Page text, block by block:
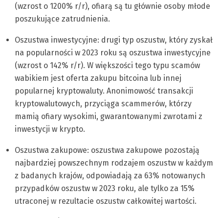
(wzrost o 1200% r/r), ofiarą są tu głównie osoby młode
poszukujące zatrudnienia.
Oszustwa inwestycyjne: drugi typ oszustw, który zyskał
na popularności w 2023 roku są oszustwa inwestycyjne
(wzrost o 142% r/r). W większości tego typu scamów
wabikiem jest oferta zakupu bitcoina lub innej
popularnej kryptowaluty. Anonimowość transakcji
kryptowalutowych, przyciąga scammerów, którzy
mamią ofiary wysokimi, gwarantowanymi zwrotami z
inwestycji w krypto.
Oszustwa zakupowe: oszustwa zakupowe pozostają
najbardziej powszechnym rodzajem oszustw w każdym
z badanych krajów, odpowiadają za 63% notowanych
przypadków oszustw w 2023 roku, ale tylko za 15%
utraconej w rezultacie oszustw całkowitej wartości.